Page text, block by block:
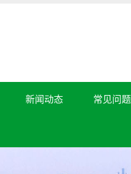
新闻动态 常见问题